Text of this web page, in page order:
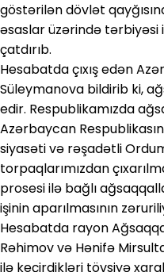
göstərilən dövlət
əsaslar üzərində
çatdırıb.
Hesabatda çıxış edən
Süleymanova bildirib ki,
edir. Respublikamızda
Azərbaycan
siyasəti və rəşadətli
torpaqlarımızdan
prosesi ilə bağlı
işinin aparılmasının
Hesabatda rayon
Rəhimov və Hənifə
ilə keçirdikləri tövsiyə